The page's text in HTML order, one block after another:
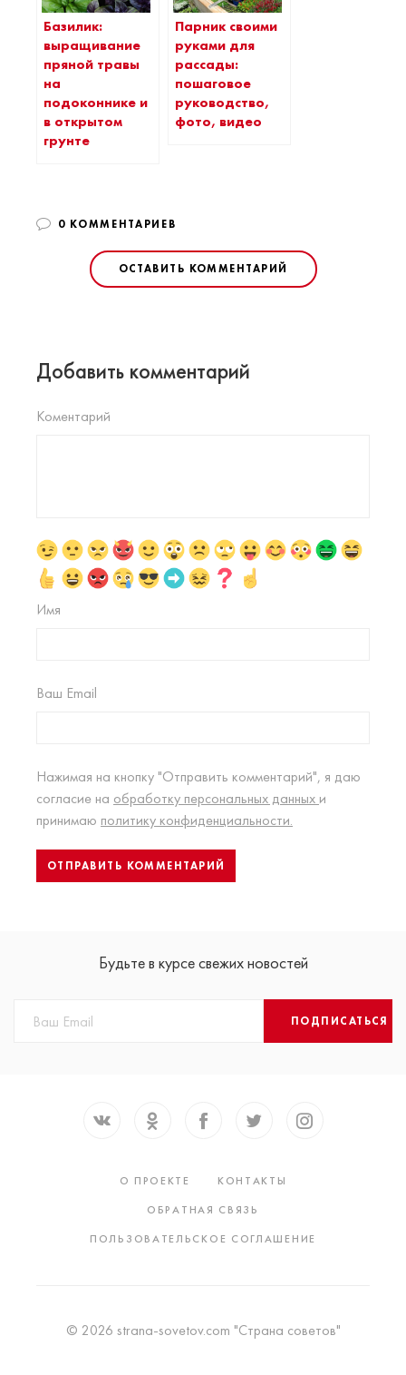
Базилик:
выращивание
пряной травы
на
подоконнике и
в открытом
грунте
Парник своими
руками для
рассады:
пошаговое
руководство,
фото, видео
0 КОММЕНТАРИЕВ
ОСТАВИТЬ КОММЕНТАРИЙ
Добавить комментарий
Коментарий
Имя
Ваш Email
Нажимая на кнопку "Отправить комментарий", я даю
согласие на обработку персональных данных и
принимаю политику конфиденциальности.
Будьте в курсе свежих новостей
ПОДПИСАТЬСЯ
О ПРОЕКТЕ
КОНТАКТЫ
ОБРАТНАЯ СВЯЗЬ
ПОЛЬЗОВАТЕЛЬСКОЕ СОГЛАШЕНИЕ
© 2026 strana-sovetov.com "Страна советов"